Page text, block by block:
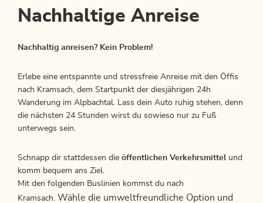
Nachhaltige Anreise
Nachhaltig anreisen? Kein Problem!
Erlebe eine entspannte und stressfreie Anreise mit den Öffis
nach Kramsach, dem Startpunkt der diesjährigen 24h
Wanderung im Alpbachtal. Lass dein Auto ruhig stehen, denn
die nächsten 24 Stunden wirst du sowieso nur zu Fuß
unterwegs sein.
Schnapp dir stattdessen die öffentlichen Verkehrsmittel und
komm bequem ans Ziel.
Mit den folgenden Buslinien kommst du nach
Kramsach. Wähle die umweltfreundliche Option und